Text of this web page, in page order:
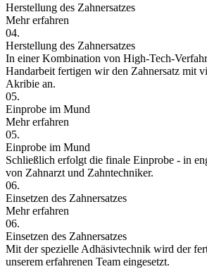
Herstellung des Zahnersatzes
Mehr erfahren
04.
Herstellung des Zahnersatzes
In einer Kombination von High-Tech-
Handarbeit fertigen wir den Zahnersatz mit
Akribie an.
05.
Einprobe im Mund
Mehr erfahren
05.
Einprobe im Mund
Schließlich erfolgt die finale Einprobe - in
von Zahnarzt und Zahntechniker.
06.
Einsetzen des Zahnersatzes
Mehr erfahren
06.
Einsetzen des Zahnersatzes
Mit der spezielle Adhäsivtechnik wird der
unserem erfahrenen Team eingesetzt.